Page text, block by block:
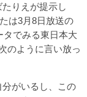
りえが提示し
は3月8日放送の
タでみる東日本大
のように言い放っ
分がいるし、この